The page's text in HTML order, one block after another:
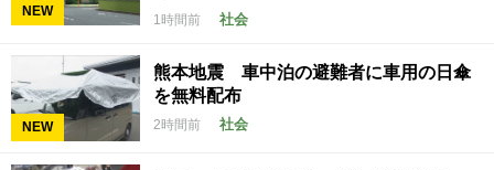
NEW
1時間前 社会
NEW
熊本地震 車中泊の避難者に車用の日傘
を無料配布
2時間前 社会